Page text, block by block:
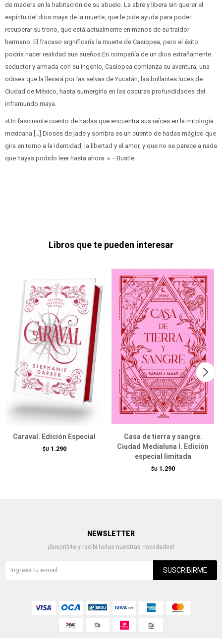
de madera en la habitación de su abuelo. La abre y libera sin querer el
espíritu del dios maya de la muerte, que le pide ayuda para poder
recuperar su trono, que está actualmente en manos de su traidor
hermano. El fracaso significaría la muerte de Casiopea, pero el éxito
podría hacer realidad sus sueños.En compañía de un dios extrañamente
seductor y armada con su ingenio, Casiopea comienza su aventura, una
odisea que la llevará por las selvas de Yucatán, las brillantes luces de
Ciudad de México, hasta sumergirla en las oscuras profundidades del
inframundo maya.
«Un fascinante cuento de hadas que encuentra sus raíces en la mitología
mexicana […] Dioses de jade y sombra es un cuento de hadas mágico que
gira en torno a la identidad, la libertad y el amor, y que no se parece a nada
que hayas podido leer hasta ahora. » —Bustle
Libros que te pueden interesar
Caraval. Edición Especial
$U 1.290
Casa de tierra y sangre.
Ciudad Medialuna I. Edición
especial limitada
$U 1.290
NEWSLETTER
¡Suscribite y recibí todas nuestras novedades!
SUSCRIBIRME